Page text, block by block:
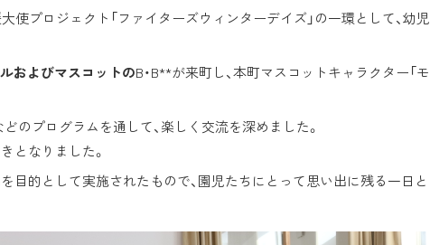
使プロジェクト「ファイターズウィンターデイズ」の一環として、幼児
およびマスコットのB・B**が来町し、本町マスコットキャラクター「モ
のプログラムを通して、楽しく交流を深めました。
となりました。
目的として実施されたもので、園児たちにとって思い出に残る一日と